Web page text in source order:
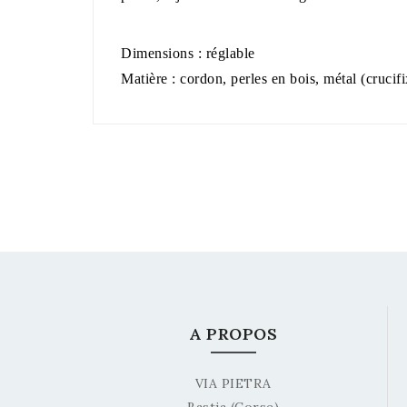
Dimensions : réglable
Matière : cordon, perles en bois, métal
A PROPOS
VIA PIETRA